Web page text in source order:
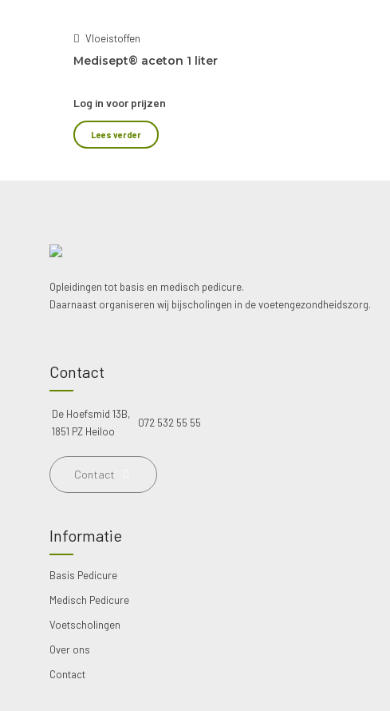
Vloeistoffen
Medisept® aceton 1 liter
Log in voor prijzen
Lees verder
Opleidingen tot basis en medisch pedicure.
Daarnaast organiseren wij bijscholingen in de voetengezondheidszorg.
Contact
De Hoefsmid 13B,
1851 PZ Heiloo
072 532 55 55
Contact
Informatie
Basis Pedicure
Medisch Pedicure
Voetscholingen
Over ons
Contact